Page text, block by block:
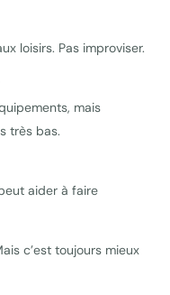
loisirs. Pas improviser.
mais
très bas.
aider à faire
c’est toujours mieux